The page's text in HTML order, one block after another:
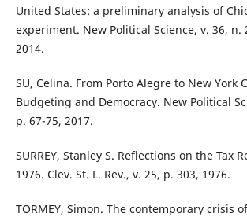
United States: a preliminary analysis of
experiment. New Political Science, v. 36, n.
2014.
SU, Celina. From Porto Alegre to New York
Budgeting and Democracy. New Political
p. 67-75, 2017.
SURREY, Stanley S. Reflections on the Tax
1976. Clev. St. L. Rev., v. 25, p. 303, 1976.
TORMEY, Simon. The contemporary crisis